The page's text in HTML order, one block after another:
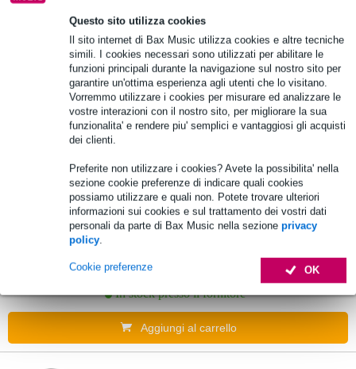
Questo sito utilizza cookies
Il sito internet di Bax Music utilizza cookies e altre tecniche
simili. I cookies necessari sono utilizzati per abilitare le
funzioni principali durante la navigazione sul nostro sito per
garantire un'ottima esperienza agli utenti che lo visitano.
Vorremmo utilizzare i cookies per misurare ed analizzare le
vostre interazioni con il nostro sito, per migliorare la sua
funzionalita' e rendere piu' semplici e vantaggiosi gli acquisti
dei clienti.
Preferite non utilizzare i cookies? Avete la possibilita' nella
sezione cookie preferenze di indicare quali cookies
possiamo utilizzare e quali non. Potete trovare ulteriori
informazioni sui cookies e sul trattamento dei vostri dati
personali da parte di Bax Music nella sezione privacy
policy.
OK
Cookie preferenze
Nero
Prezzo consigliato 21,70 € 18,95 €
In stock presso il fornitore
DAP LED Control Cable 5X0.75MM2 25
metri
Prezzo consigliato 57,00 €
In stock presso il fornitore
Aggiungi al carrello